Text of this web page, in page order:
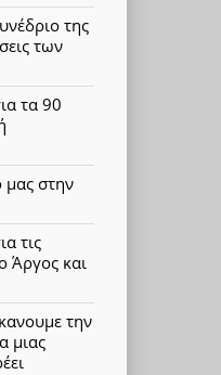
της
των
τα 90
μας στην
τις
Άργος και
την
μιας